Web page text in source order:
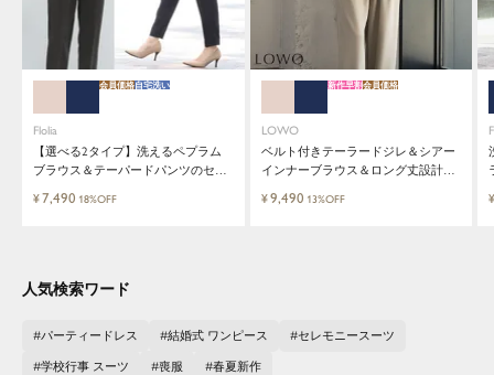
Flolia
【選べる2タイプ】洗えるペプラム
ブラウス＆テーパードパンツのセッ
会員価格自宅洗い
¥7,490 18%OFF
LOWO
ベルト付きテーラードジレ＆シアー
インナーブラウス＆ロング丈設計ワ
新作早割会員価格
¥9,490 13%OFF ¥
人気検索ワード
パーティードレス 結婚式 ワンピース セレモニースーツ
学校行事 スーツ 喪服 春夏新作